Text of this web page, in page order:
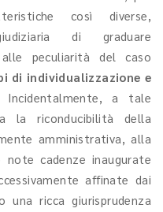
così diverse,
di graduare
alle peculiarità del caso
di individualizzazione e
Incidentalmente, a tale
la riconducibilità della
amministrativa, alla
note cadenze inaugurate
affinate dai
una ricca giurisprudenza